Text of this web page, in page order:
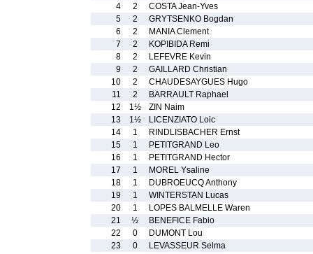
4
2
COSTA Jean-Yves
5
2
GRYTSENKO Bogdan
6
2
MANIA Clement
7
2
KOPIBIDA Remi
8
2
LEFEVRE Kevin
9
2
GAILLARD Christian
10
2
CHAUDESAYGUES Hugo
11
2
BARRAULT Raphael
12
1½
ZIN Naim
13
1½
LICENZIATO Loic
14
1
RINDLISBACHER Ernst
15
1
PETITGRAND Leo
16
1
PETITGRAND Hector
17
1
MOREL Ysaline
18
1
DUBROEUCQ Anthony
19
1
WINTERSTAN Lucas
20
1
LOPES BALMELLE Waren
21
½
BENEFICE Fabio
22
0
DUMONT Lou
23
0 LEVASSEUR Selma